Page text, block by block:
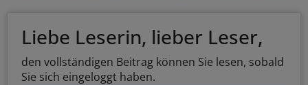
Liebe Leserin, lieber Leser,
den vollständigen Beitrag können Sie lesen, sobald
Sie sich eingeloggt haben.